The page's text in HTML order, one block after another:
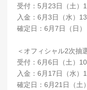
受付：5月23日（土
入金：6月3日（水）
確定日：6月7日（日）
＜オフィシャル2次抽
受付：6月6日（土）
入金：6月17日（水
確定日：6月21日（土）